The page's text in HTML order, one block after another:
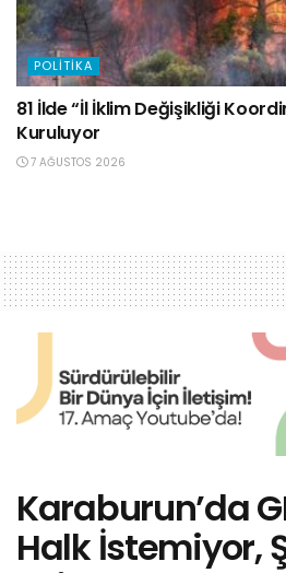
POLITIKA
81 İlde “İl İklim Değişikliği
Kuruluyor
7 AĞUSTOS 2026
Karaburun’da
Halk İstemiyor,